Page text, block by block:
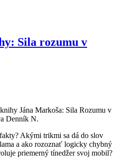
Sila rozumu v
Jána Markoša: Sila Rozumu v
Denník N.
Akými trikmi sa dá do slov
a ako rozoznať logicky chybný
priemerný tínedžer svoj mobil?